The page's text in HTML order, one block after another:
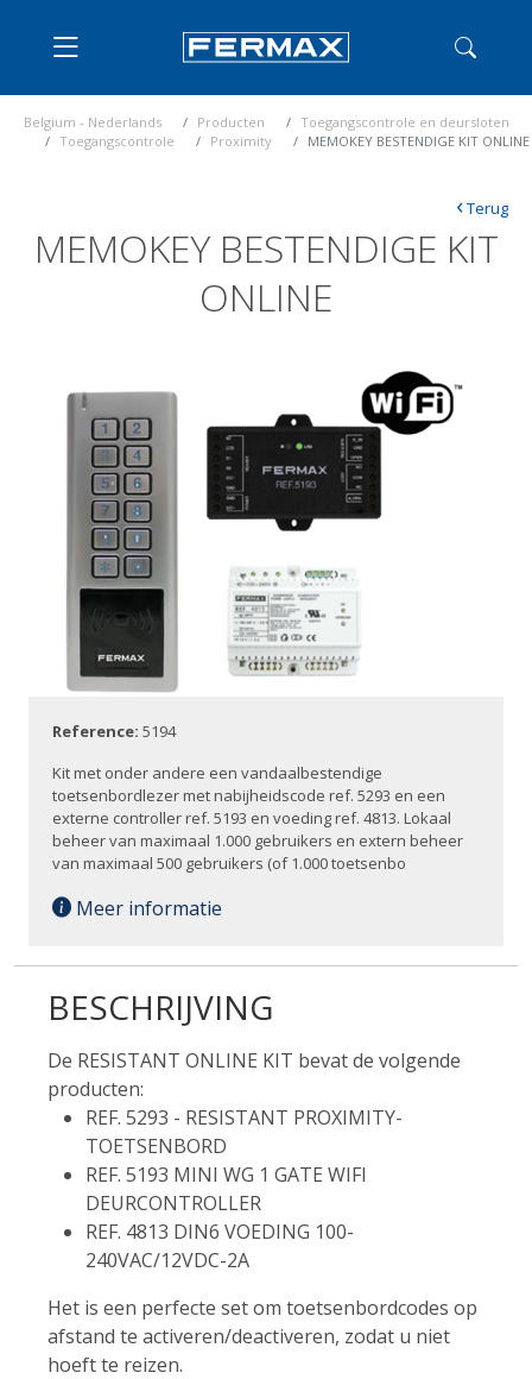
Belgium - Nederlands Producten
Toegangscontrole en deursloten
Toegangscontrole
Proximity MEMOKEY BESTENDIGE KIT ONLINE
MEMOKEY BESTENDIGE KIT
ONLINE
‹Terug
Reference: 5194
Kit met onder andere een vandaalbestendige
toetsenbordlezer met nabijheidscode ref. 5293 en een
externe controller ref. 5193 en voeding ref. 4813. Lokaal
beheer van maximaal 1.000 gebruikers en extern beheer
van maximaal 500 gebruikers (of 1.000 toetsenbo
Meer informatie
BESCHRIJVING
De RESISTANT ONLINE KIT bevat de volgende
producten:
REF. 5293 - RESISTANT PROXIMITY-
TOETSENBORD
REF. 5193 MINI WG 1 GATE WIFI
DEURCONTROLLER
REF. 4813 DIN6 VOEDING 100-
240VAC/12VDC-2A
Het is een perfecte set om toetsenbordcodes op
afstand te activeren/deactiveren, zodat u niet
hoeft te reizen.